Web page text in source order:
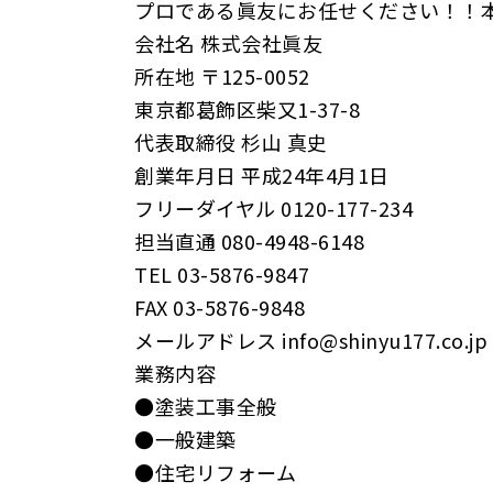
プロである眞友にお任せください！！
会社名 株式会社眞友
所在地 〒125-0052
東京都葛飾区柴又1-37-8
代表取締役 杉山 真史
創業年月日 平成24年4月1日
フリーダイヤル 0120-177-234
担当直通 080-4948-6148
TEL 03-5876-9847
FAX 03-5876-9848
メールアドレス info@shinyu177.co.jp
業務内容
●塗装工事全般
●一般建築
●住宅リフォーム